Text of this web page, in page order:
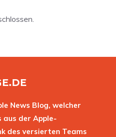
News Blog, welcher
aus der Apple-
des versierten Teams